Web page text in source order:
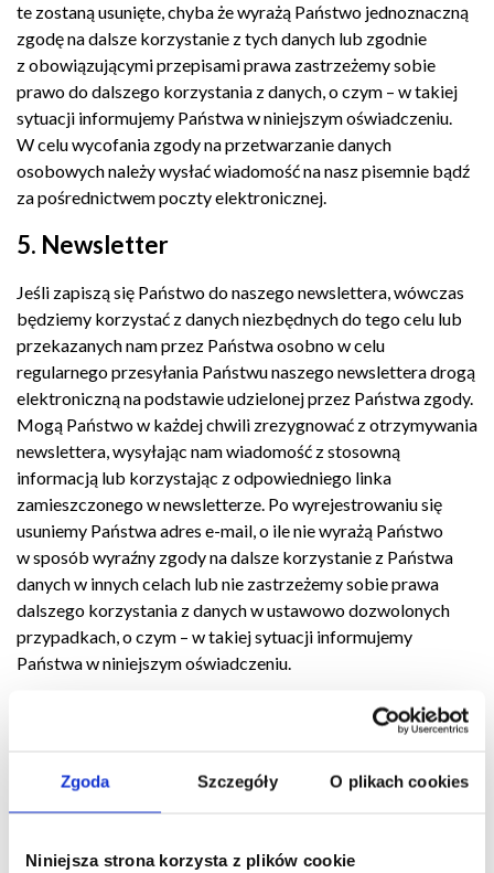
Zgoda Szczegóły O plikach cookies
Niniejsza strona korzysta z plików cookie
te zostaną usunięte, chyba że wyrażą Państwo jednoznaczną
zgodę na dalsze korzystanie z tych danych lub zgodnie
z obowiązującymi przepisami prawa zastrzeżemy sobie
prawo do dalszego korzystania z danych, o czym – w takiej
sytuacji informujemy Państwa w niniejszym oświadczeniu.
W celu wycofania zgody na przetwarzanie danych
osobowych należy wysłać wiadomość na nasz pisemnie bądź
za pośrednictwem poczty elektronicznej.
5. Newsletter
Jeśli zapiszą się Państwo do naszego newslettera, wówczas
będziemy korzystać z danych niezbędnych do tego celu lub
przekazanych nam przez Państwa osobno w celu
regularnego przesyłania Państwu naszego newslettera drogą
elektroniczną na podstawie udzielonej przez Państwa zgody.
Mogą Państwo w każdej chwili zrezygnować z otrzymywania
newslettera, wysyłając nam wiadomość z stosowną
informacją lub korzystając z odpowiedniego linka
zamieszczonego w newsletterze. Po wyrejestrowaniu się
usuniemy Państwa adres e-mail, o ile nie wyrażą Państwo
w sposób wyraźny zgody na dalsze korzystanie z Państwa
danych w innych celach lub nie zastrzeżemy sobie prawa
dalszego korzystania z danych w ustawowo dozwolonych
przypadkach, o czym – w takiej sytuacji informujemy
Państwa w niniejszym oświadczeniu.
6. Cookies i analityka internetowa
z określonych funkcji w celu wyświetlenia odpowiednich
produktów lub do celów badań rynkowych, stosujemy
analizy i oceny interesów – służy ochronie naszego prawnie